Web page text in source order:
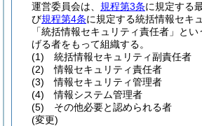
運営委員会は、 規程第3条に規定する
び規程第4条に規定する統括情報セキ
「統括情報セキュリティ責任者」とい
げる者をもって組織する。
(1)
統括情報セキュリティ副責任者
(2)
情報セキュリティ責任者
(3)
情報セキュリティ管理者
(4)
情報システム管理者
(5)
その他必要と認められる者
(変更)